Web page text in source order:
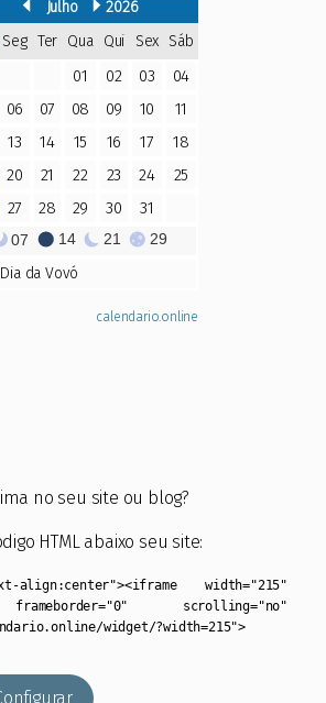
no seu site ou blog?
HTML abaixo seu site:
width="215"
scrolling="no"
widget/?width=215">